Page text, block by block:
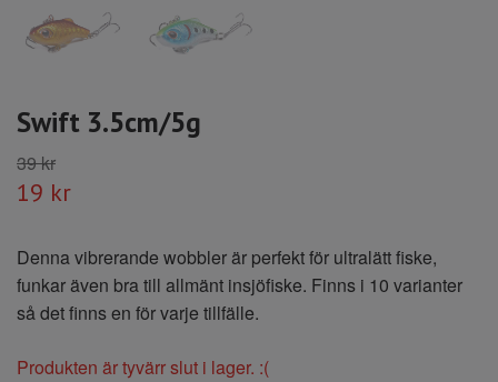
Swift 3.5cm/5g
39 kr
19 kr
Denna vibrerande wobbler är perfekt för ultralätt fiske,
funkar även bra till allmänt insjöfiske. Finns i 10 varianter
så det finns en för varje tillfälle.
Produkten är tyvärr slut i lager. :(